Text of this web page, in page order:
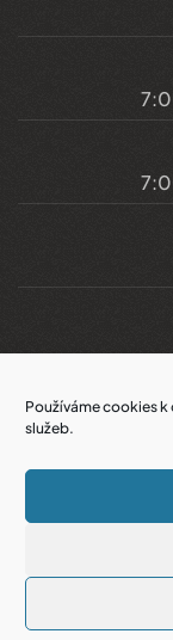
Používáme cookies
služeb.